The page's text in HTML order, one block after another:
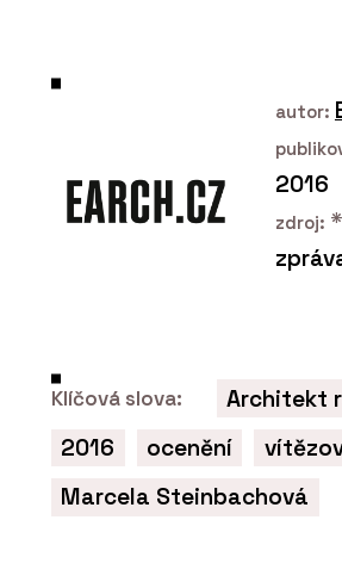
O FIRMĚ
Sokol, Novák,
Doleček a partneři
Řešení sporů a
autor:
2016
zdroj: *
Klíčová slova:
Architekt
2016
ocenění
Marcela Steinbachová